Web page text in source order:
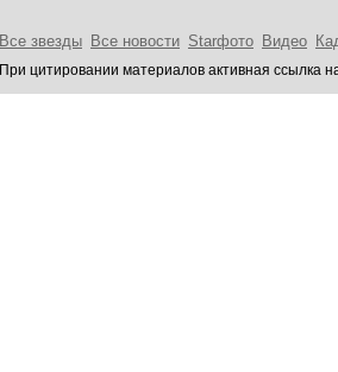
Все звезды Все новости Starфото Видео
При цитировании материалов активная ссылка